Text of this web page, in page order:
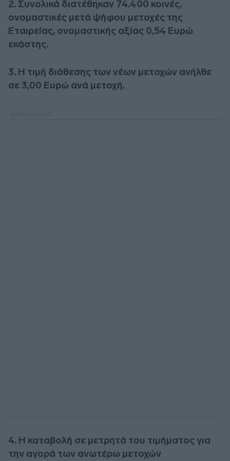
2. Συνολικά διατέθηκαν 74.400 κοινές,
ονομαστικές μετά ψήφου μετοχές της
Εταιρείας, ονομαστικής αξίας 0,54 Ευρώ
εκάστης.
3. Η τιμή διάθεσης των νέων μετοχών ανήλθε
σε 3,00 Ευρώ ανά μετοχή.
4. Η καταβολή σε μετρητά του τιμήματος για
την αγορά των ανωτέρω μετοχών